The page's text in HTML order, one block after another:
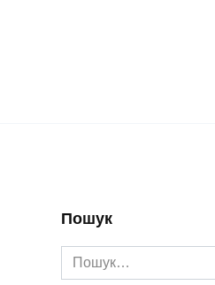
Пошук
Search
for: